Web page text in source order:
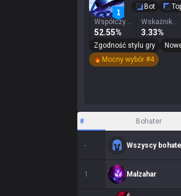
Bot
Współczynnik zwycięstw
52.55%
Wskaźnik wygranych
3.33%
Zgodność stylu gry
Mocny wybór #4
# Bohater
-
1 Malzahar